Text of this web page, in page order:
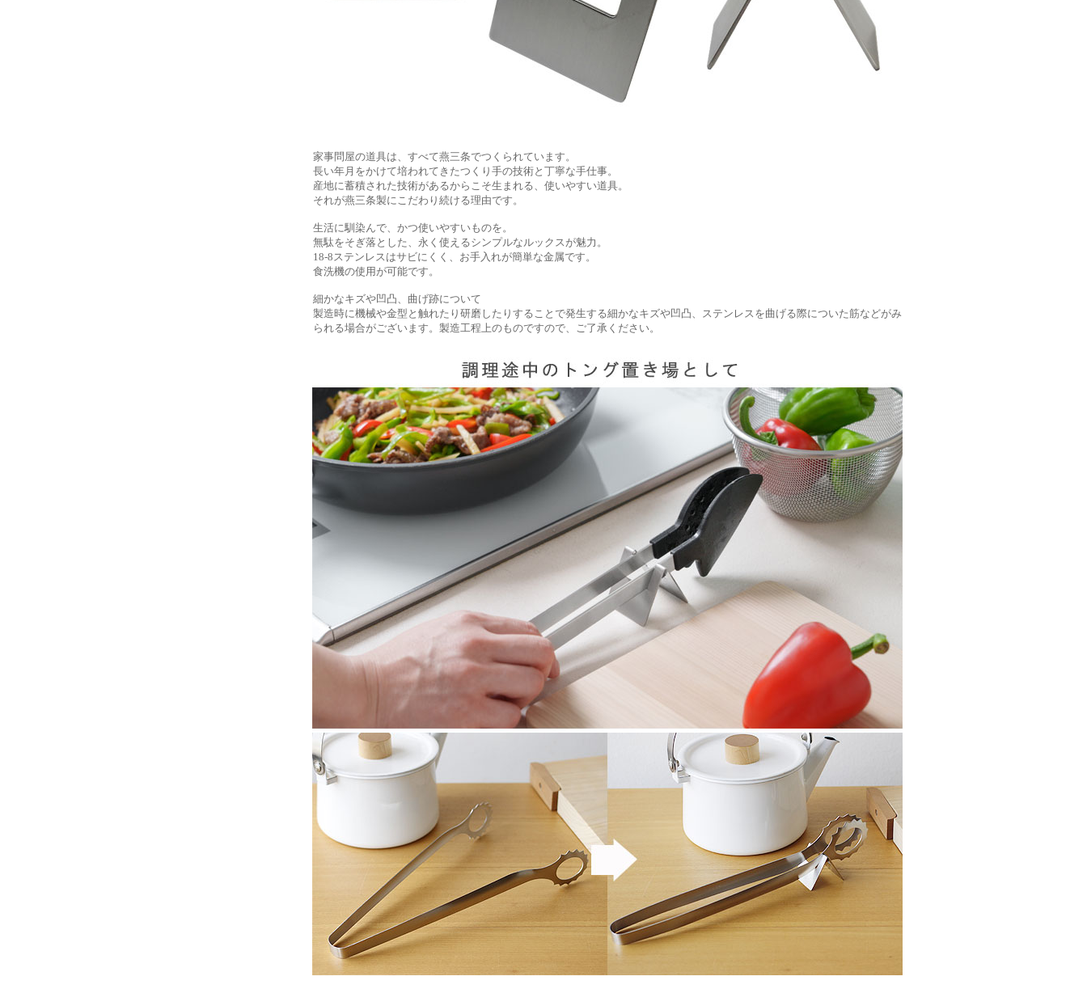
家事問屋の道具は、すべて燕三条でつくられています。
長い年月をかけて培われてきたつくり手の技術と丁寧な手仕事。
産地に蓄積された技術があるからこそ生まれる、使いやすい道具。
それが燕三条製にこだわり続ける理由です。
生活に馴染んで、かつ使いやすいものを。
無駄をそぎ落とした、永く使えるシンプルなルックスが魅力。
18‐8ステンレスはサビにくく、お手入れが簡単な金属です。
食洗機の使用が可能です。
細かなキズや凹凸、曲げ跡について
製造時に機械や金型と触れたり研磨したりすることで発生する細かなキズや凹凸、ステンレスを曲げる際についた筋などがみ
られる場合がございます。製造工程上のものですので、ご了承ください。